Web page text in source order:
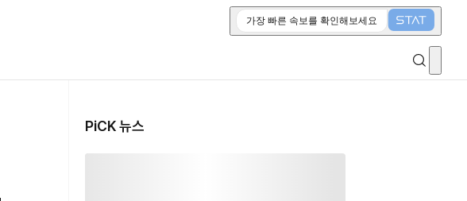
가장 빠른 속보를 확인해보세요
PiCK 뉴스